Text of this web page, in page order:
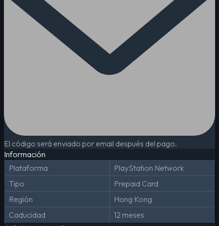
El código será enviado por email después del pago.
Información
Plataforma
PlayStation Network
Tipo
Prepaid Card
Región
Hong Kong
Caducidad
12 meses